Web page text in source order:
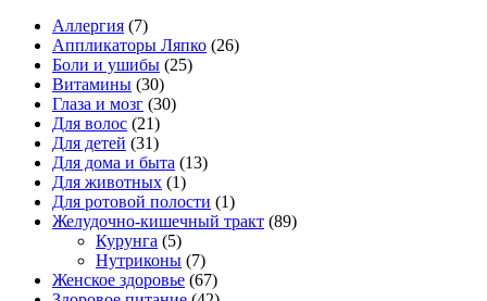
Аллергия (7)
Аппликаторы Ляпко (26)
Боли и ушибы (25)
Витамины (30)
Глаза и мозг (30)
Для волос (21)
Для детей (31)
Для дома и быта (13)
Для животных (1)
Для ротовой полости (1)
Желудочно-кишечный тракт (89)
Курунга (5)
Нутриконы (7)
Женское здоровье (67)